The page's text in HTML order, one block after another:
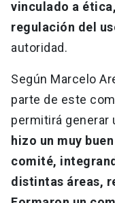
vinculado a
regulación del
autoridad.
Según Marcelo
parte de este
permitirá generar
hizo un muy
comité,
distintas áreas,